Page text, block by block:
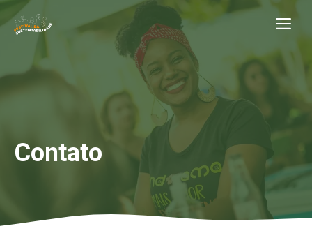
Pular
para
conteúdo
Contato